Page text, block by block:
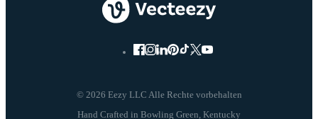
© 2026 Eezy LLC Alle Rechte vorbehalten